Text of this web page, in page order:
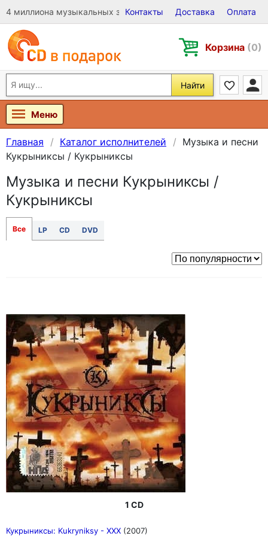
4 миллиона музыкальных записей на Виниле, CD и DVD
Контакты Доставка Оплата
Корзина (0)
Найти
Меню
Главная Каталог исполнителей
Музыка и песни
Кукрыниксы / Кукрыниксы
Музыка и песни Кукрыниксы /
Кукрыниксы
Все LP CD DVD
1 CD
Кукрыниксы: Kukryniksy - XXX (2007)